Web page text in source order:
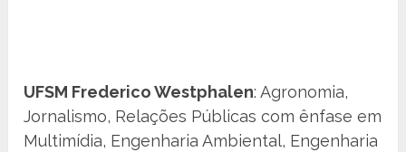
UFSM Frederico Westphalen: Agronomia,
Jornalismo, Relações Públicas com ênfase em
Multimídia, Engenharia Ambiental, Engenharia